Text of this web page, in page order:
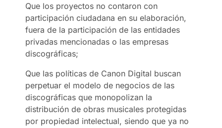
Que los proyectos no contaron con
participación ciudadana en su elaboración,
fuera de la participación de las entidades
privadas mencionadas o las empresas
discográficas;
Que las políticas de Canon Digital buscan
perpetuar el modelo de negocios de las
discográficas que monopolizan la
distribución de obras musicales protegidas
por propiedad intelectual, siendo que ya no